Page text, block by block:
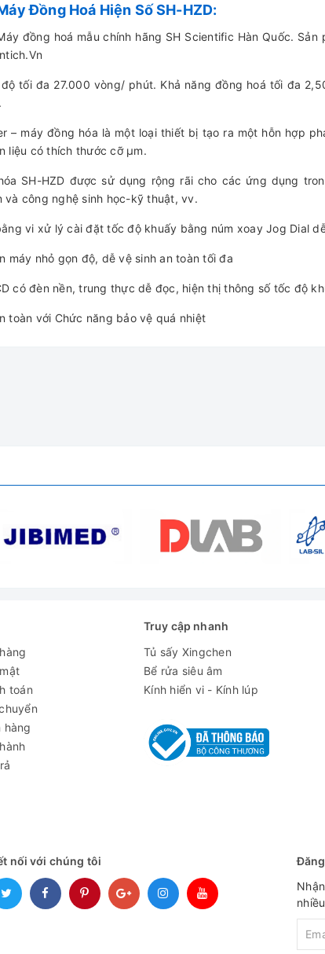
Đồng Hoá Hiện Số SH-HZD:
đồng hoá mẫu chính hãng SH Scientific Hàn Quốc.
tối đa 27.000 vòng/ phút. Khả năng đồng hoá tối đa
– máy đồng hóa là một loại thiết bị tạo ra một hỗn hợp
liệu có thích thước cỡ µm.
SH-HZD được sử dụng rộng rãi cho các ứng dụng
và công nghệ sinh học-kỹ thuật, vv.
vi xử lý cài đặt tốc độ khuấy bằng núm xoay Jog Dial
máy nhỏ gọn độ, dễ vệ sinh an toàn tối đa
có đèn nền, trung thực dễ đọc, hiện thị thông số tốc độ
toàn với Chức năng bảo vệ quá nhiệt
toán
hàng
Truy cập nhanh
Tủ sấy Xingchen
Bể rửa siêu âm
Kính hiển vi - Kính lúp
nối với chúng tôi